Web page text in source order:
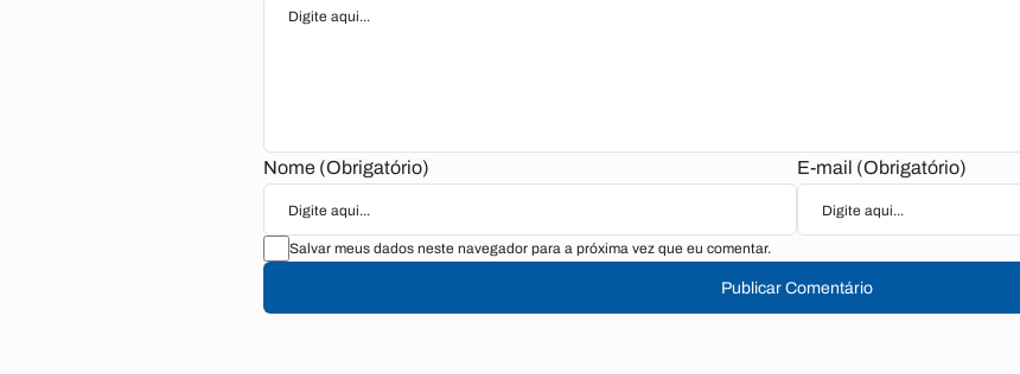
Nome (Obrigatório) E-mail (Obrigatório)
Salvar meus dados neste navegador para a próxima vez que eu comentar.
Publicar Comentário